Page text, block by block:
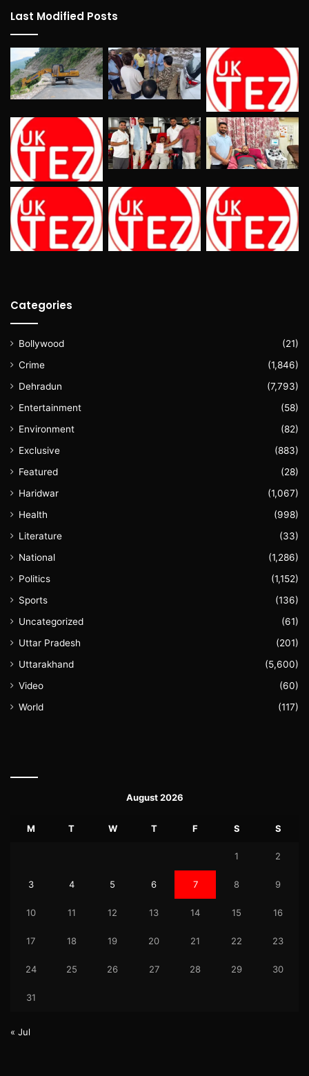
Last Modified Posts
Categories
Bollywood
(21)
Crime
(1,846)
Dehradun
(7,793)
Entertainment
(58)
Environment
(82)
Exclusive
(883)
Featured
(28)
Haridwar
(1,067)
Health
(998)
Literature
(33)
National
(1,286)
Politics
(1,152)
Sports
(136)
Uncategorized
(61)
Uttar Pradesh
(201)
Uttarakhand
(5,600)
Video
(60)
World
(117)
August 2026
M T W T F S S
1 2
3 4 5 6 7 8 9
10 11 12 13 14 15 16
17 18 19 20 21 22 23
24 25 26 27 28 29 30
31
« Jul